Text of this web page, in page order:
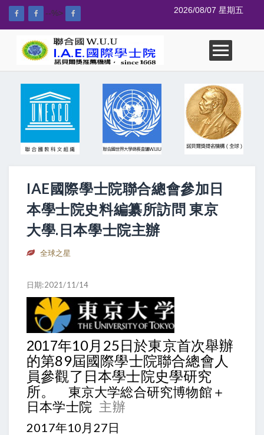
--%> 2026/08/07 星期五
IAE國際學士院聯合總會參加日
本學士院史料編纂所訪問 東京
大學.日本學士院主辦
全球之星
日期:2021/11/14
2017年10月25日於東京首次舉辦
的第89屆國際學士院聯合總會人
員參觀了日本學士院史學研究
所。
東京大学総合研究博物館＋
日本学士院 主辦
2017年10月27日